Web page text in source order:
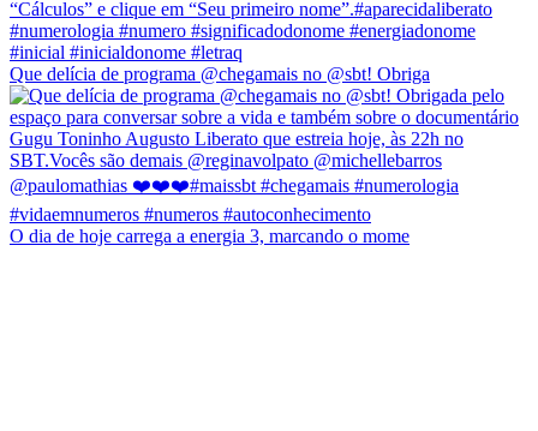
Que delícia de programa @chegamais no @sbt! Obriga
O dia de hoje carrega a energia 3, marcando o mome